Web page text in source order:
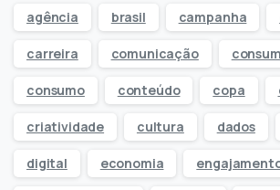
agência brasil campanha
carreira comunicação
consumo conteúdo copa
criatividade cultura dados
digital economia